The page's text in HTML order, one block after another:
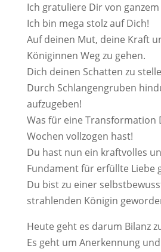
Ich gratuliere Dir von ganzem
Ich bin mega stolz auf Dich!
Auf deinen Mut, deine Kraft
Königinnen Weg zu gehen.
Dich deinen Schatten zu
Durch Schlangengruben
aufzugeben!
Was für eine Transformation
Wochen vollzogen hast!
Du hast nun ein kraftvolles
Fundament für erfüllte Liebe
Du bist zu einer
strahlenden Königin
Heute geht es darum Bilanz
Es geht um Anerkennung